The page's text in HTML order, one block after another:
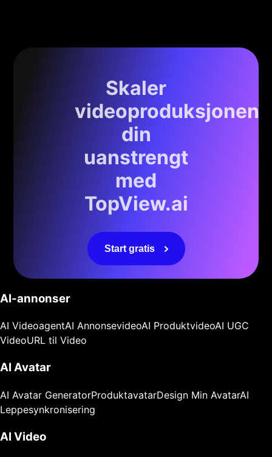
Skaler
videoproduksjonen
din
uanstrengt
med
TopView.ai
Start gratis
AI-annonser
AI VideoagentAI AnnonsevideoAI ProduktvideoAI UGC
VideoURL til Video
AI Avatar
AI Avatar GeneratorProduktavatarDesign Min AvatarAI
Leppesynkronisering
AI Video